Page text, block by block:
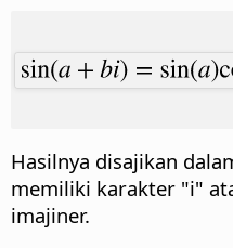
Hasilnya disajikan
memiliki karakter "i"
imajiner.